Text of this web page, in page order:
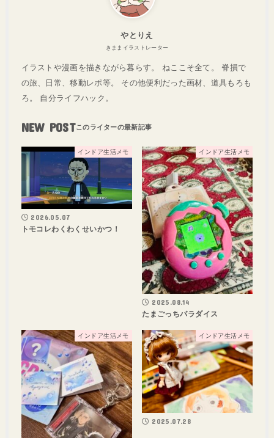
やとりえ
きままイラストレーター
イラストや漫画を描きながら暮らす。 ねここそ全て。 脊損で
の旅、日常、移動レポ等。 その他便利だった画材、道具もろも
ろ。 自分ライフハック。
NEW POST
インドア生活メモ
2026.05.07
トモコレわくわくせいかつ！
インドア生活メモ
2025.08.14
たまごっちパラダイス
インドア生活メモ インドア生活メモ
2025.07.28